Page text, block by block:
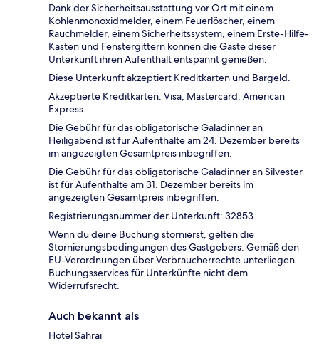
Dank der Sicherheitsausstattung vor Ort mit einem
Kohlenmonoxidmelder, einem Feuerlöscher, einem
Rauchmelder, einem Sicherheitssystem, einem Erste-Hilfe-
Kasten und Fenstergittern können die Gäste dieser
Unterkunft ihren Aufenthalt entspannt genießen.
Diese Unterkunft akzeptiert Kreditkarten und Bargeld.
Akzeptierte Kreditkarten: Visa, Mastercard, American
Express
Die Gebühr für das obligatorische Galadinner an
Heiligabend ist für Aufenthalte am 24. Dezember bereits
im angezeigten Gesamtpreis inbegriffen.
Die Gebühr für das obligatorische Galadinner an Silvester
ist für Aufenthalte am 31. Dezember bereits im
angezeigten Gesamtpreis inbegriffen.
Registrierungsnummer der Unterkunft: 32853
Wenn du deine Buchung stornierst, gelten die
Stornierungsbedingungen des Gastgebers. Gemäß den
EU-Verordnungen über Verbraucherrechte unterliegen
Buchungsservices für Unterkünfte nicht dem
Widerrufsrecht.
Auch bekannt als
Hotel Sahrai